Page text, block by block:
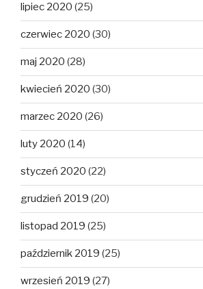
lipiec 2020 (25)
czerwiec 2020 (30)
maj 2020 (28)
kwiecień 2020 (30)
marzec 2020 (26)
luty 2020 (14)
styczeń 2020 (22)
grudzień 2019 (20)
listopad 2019 (25)
październik 2019 (25)
wrzesień 2019 (27)